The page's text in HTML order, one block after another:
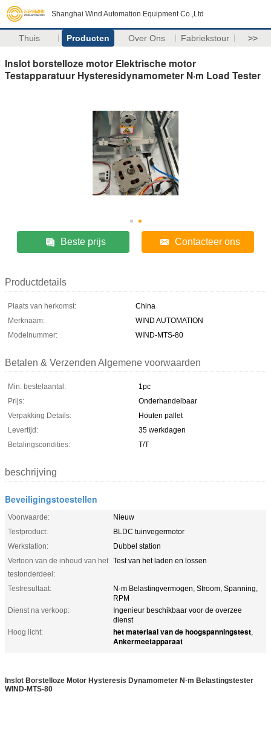
Shanghai Wind Automation Equipment Co.,Ltd
Thuis Producten Over Ons Fabriekstour >>
Inslot borstelloze motor Elektrische motor
Testapparatuur Hysteresidynamometer N·m Load Tester
Beste prijs Contacteer ons
Productdetails
Plaats van herkomst:
China
Merknaam:
WIND AUTOMATION
Modelnummer:
WIND-MTS-80
Betalen & Verzenden Algemene voorwaarden
Min. bestelaantal:
1pc
Prijs:
Onderhandelbaar
Verpakking Details:
Houten pallet
Levertijd:
35 werkdagen
Betalingscondities:
T/T
beschrijving
Beveiligingstoestellen
Voorwaarde:
Nieuw
Testproduct:
BLDC tuinvegermotor
Werkstation:
Dubbel station
Vertoon van de inhoud van het
testonderdeel:
Test van het laden en lossen
Testresultaat:
N·m Belastingvermogen, Stroom, Spanning,
RPM
Dienst na verkoop:
Ingenieur beschikbaar voor de overzee
dienst
Hoog licht:
het materiaal van de hoogspanningstest,
Ankermeetapparaat
Inslot Borstelloze Motor Hysteresis Dynamometer N·m Belastingstester
WIND-MTS-80